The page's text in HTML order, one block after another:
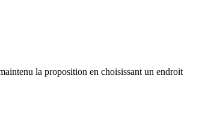
la proposition en choisissant un endroit